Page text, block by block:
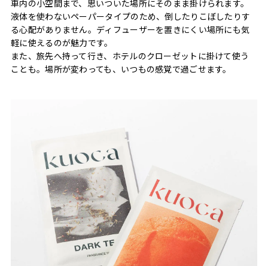
車内の小空間まで、思いついた場所にそのまま掛けられます。
液体を使わないペーパータイプのため、倒したりこぼしたりす
る心配がありません。ディフューザーを置きにくい場所にも気
軽に使えるのが魅力です。
また、旅先へ持って行き、ホテルのクローゼットに掛けて使う
ことも。場所が変わっても、いつもの感覚で過ごせます。